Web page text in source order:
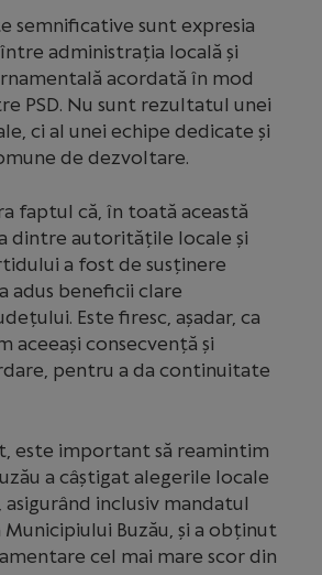
semnificative sunt expresia
administrația locală și
acordată în mod
PSD. Nu sunt rezultatul unei
ci al unei echipe dedicate și
de dezvoltare.
faptul că, în toată această
dintre autoritățile locale și
a fost de susținere
adus beneficii clare
Este firesc, așadar, ca
aceeași consecvență și
pentru a da continuitate
este important să reamintim
a câștigat alegerile locale
asigurând inclusiv mandatul
Buzău, și a obținut
cel mai mare scor din